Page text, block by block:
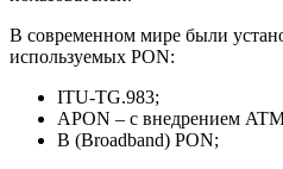
В современном мире были
используемых PON:
ITU-TG.983;
APON – с внедрением
B (Broadband) PON;